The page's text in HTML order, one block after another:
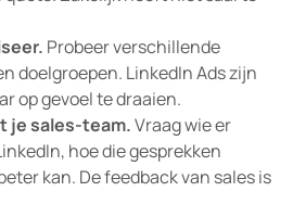
Probeer verschillende
doelgroepen. LinkedIn Ads zijn
op gevoel te draaien.
je sales-team.Vraag wie er
hoe die gesprekken
kan. De feedback van sales is